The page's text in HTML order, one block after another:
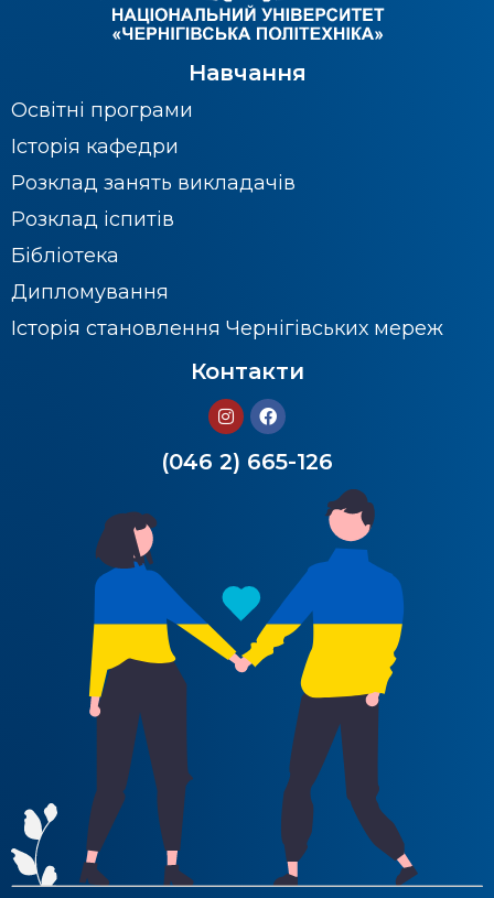
Навчання
Освітні програми
Історія кафедри
Розклад занять викладачів
Розклад іспитів
Бібліотека
Дипломування
Історія становлення Чернігівських мереж
Контакти
(046 2) 665-126